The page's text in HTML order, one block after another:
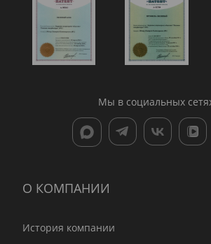
Мы в социальных
О КОМПАНИИ
История компании